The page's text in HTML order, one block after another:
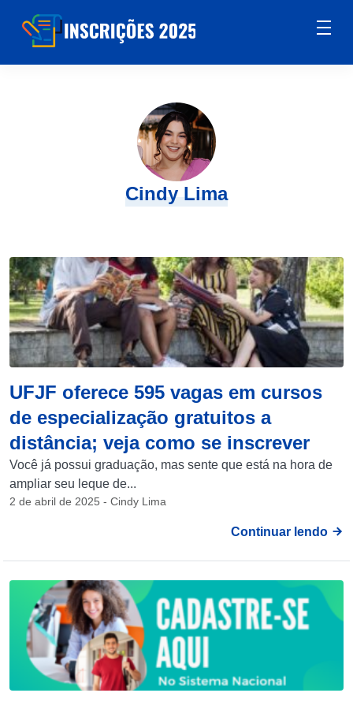
Cindy Lima
UFJF oferece 595 vagas em cursos
de especialização gratuitos a
distância; veja como se inscrever
Você já possui graduação, mas sente que está na hora de
ampliar seu leque de...
2 de abril de 2025 - Cindy Lima
Continuar lendo